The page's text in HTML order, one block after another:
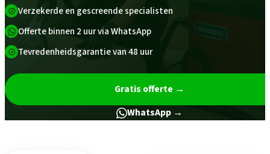
Verzekerde en gescreende specialisten
Offerte binnen 2 uur via WhatsApp
Tevredenheidsgarantie van 48 uur
Gratis offerte →
WhatsApp →